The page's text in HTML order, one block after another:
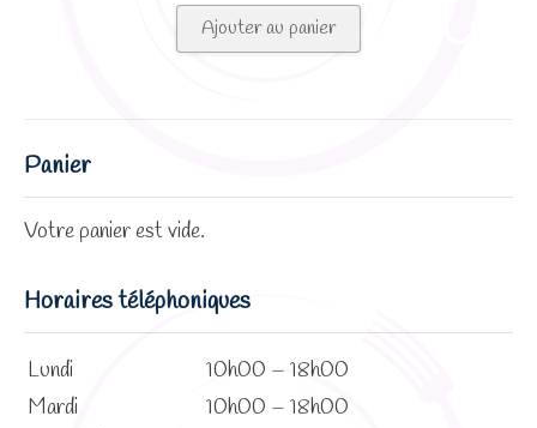
Ajouter au panier
Panier
Votre panier est vide.
Horaires téléphoniques
Lundi
10h00 – 18h00
Mardi
10h00 – 18h00